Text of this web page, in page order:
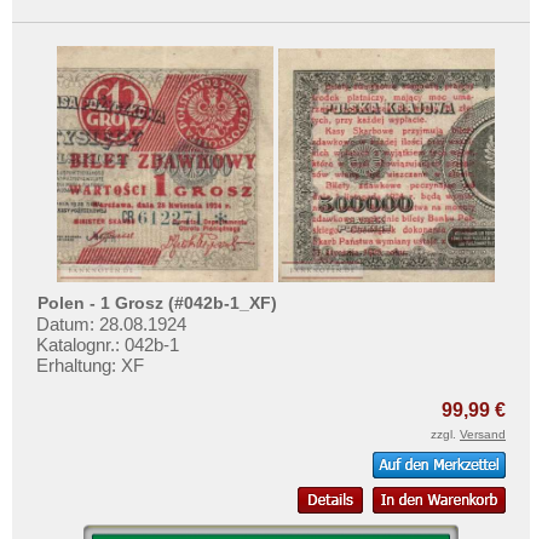
Polen - 1 Grosz (#042b-1_XF)
Datum: 28.08.1924
Katalognr.: 042b-1
Erhaltung: XF
99,99 €
zzgl. Versand